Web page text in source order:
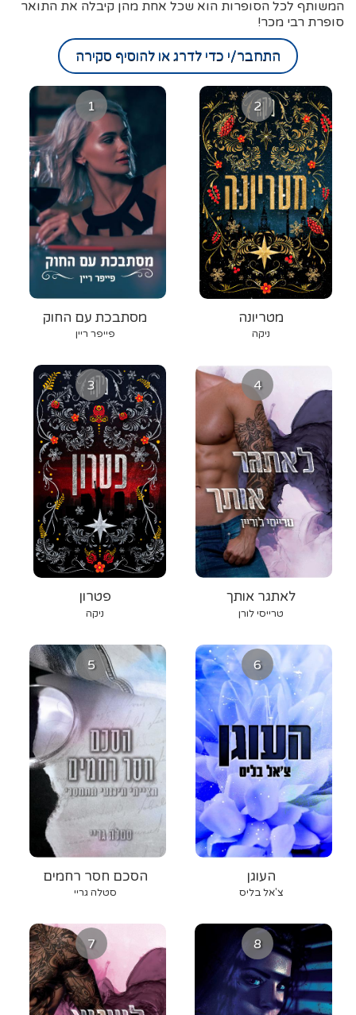
המשותף לכל הסופרות הוא שכל אחת מהן קיבלה את התואר
סופרת רבי מכר!
התחבר/י כדי לדרג או להוסיף סקירה
1
מסתבכת עם החוק
פייפר ריין
2
מטריונה
ניקה
3
פטרון
ניקה
4
לאתגר אותך
טרייסי לורן
5
הסכם חסר רחמים
סטלה גריי
6
העוגן
צ'אל בליס
7 8